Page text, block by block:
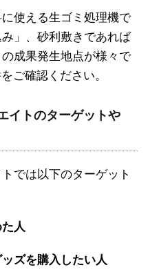
使える生ゴミ処理機で
」、砂利敷きであれば
成果発生地点が様々で
ご確認ください。
イトのターゲットや
では以下のターゲット
人
ズを購入したい人